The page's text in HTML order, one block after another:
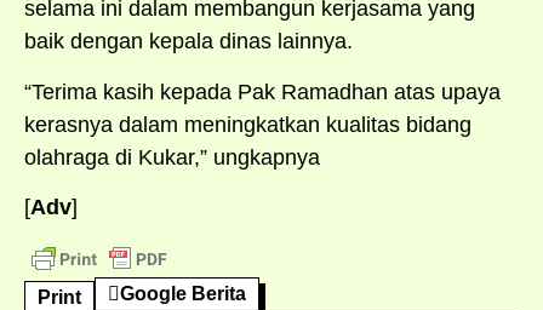
selama ini dalam membangun kerjasama yang
baik dengan kepala dinas lainnya.
“Terima kasih kepada Pak Ramadhan atas upaya
kerasnya dalam meningkatkan kualitas bidang
olahraga di Kukar,” ungkapnya
[Adv]
Print Google Berita